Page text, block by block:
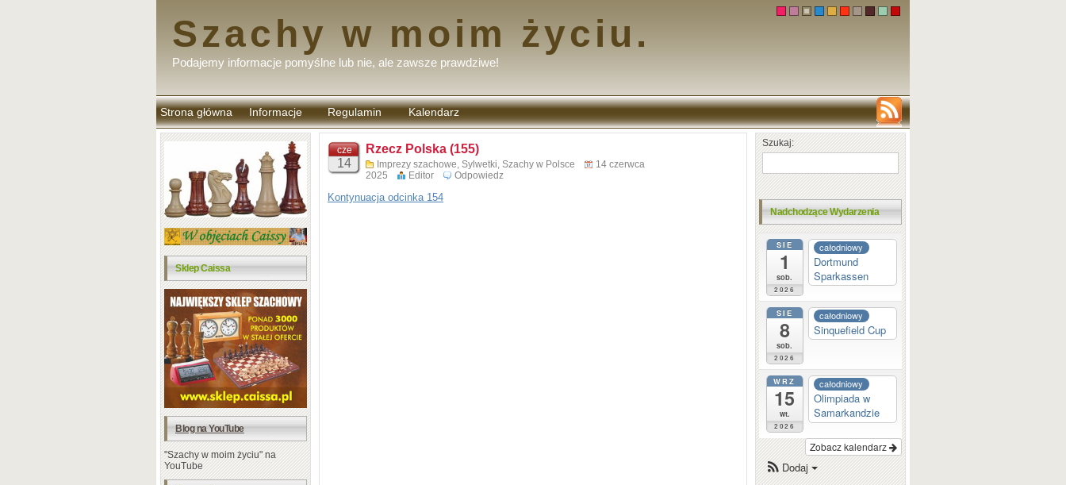
Szachy w moim życiu.
Podajemy informacje pomyślne lub nie, ale zawsze prawdziwe!
Strona główna Informacje Regulamin
komentarzy
Kalendarz
Sklep Caissa
Blog na YouTube
"Szachy w moim życiu" na
YouTube
cze
14
Rzecz Polska (155)
Imprezy szachowe, Sylwetki, Szachy w Polsce
14 czerwca
2025
Editor Odpowiedz
Kontynuacja odcinka 154
Szukaj:
Nadchodzące Wydarzenia
SIE
1
sob.
2026
całodniowy
Dortmund
Sparkassen
SIE
8
sob.
2026
całodniowy
Sinquefield Cup
WRZ
15
wt.
2026
całodniowy
Olimpiada w
Samarkandzie
Zobacz kalendarz
Dodaj